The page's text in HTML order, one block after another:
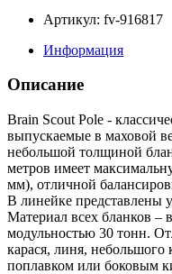
Артикул: fv-916817
Информация
Описание
Brain Scout Pole -
выпускаемые в маховой
небольшой толщиной
метров имеет
мм), отличной
В линейке представлены
Материал всех бланков –
модульностью 30 тонн.
карася, линя, небольшого
поплавком или боковым